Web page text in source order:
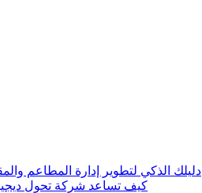
دليلك الذكي لتطوير إدارة المطاعم
كيف تساعد شركة تحول